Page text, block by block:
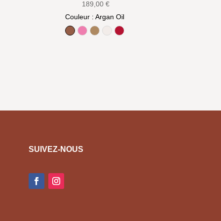
189,00€
Couleur: Argan Oil
Argan Oil
Bow pink
CamelCottonTrue Red
SUIVEZ-NOUS